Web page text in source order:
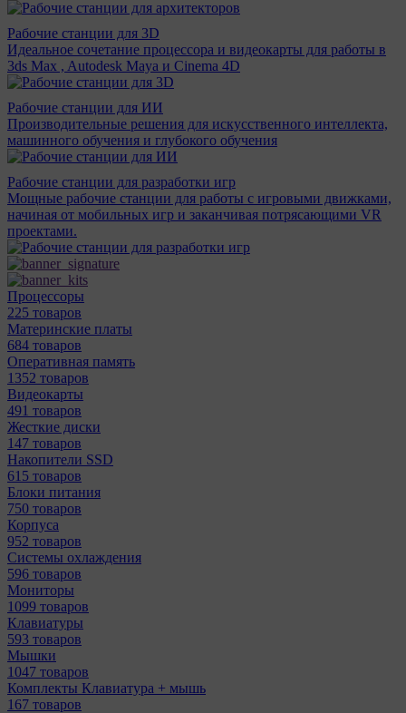
Рабочие станции для 3D
Идеальное сочетание процессора и видеокарты для работы в
3ds Max , Autodesk Maya и Cinema 4D
Рабочие станции для ИИ
Производительные решения для искусственного интеллекта,
машинного обучения и глубокого обучения
Рабочие станции для разработки игр
Мощные рабочие станции для работы с игровыми движками,
начиная от мобильных игр и заканчивая потрясающими VR
проектами.
Процессоры
225 товаров
Материнcкие платы
684 товаров
Оперативная память
1352 товаров
Видеокарты
491 товаров
Жесткие диски
147 товаров
Накопители SSD
615 товаров
Блоки питания
750 товаров
Корпуса
952 товаров
Системы охлаждения
596 товаров
Мониторы
1099 товаров
Клавиатуры
593 товаров
Мышки
1047 товаров
Комплекты Клавиатура + мышь
167 товаров